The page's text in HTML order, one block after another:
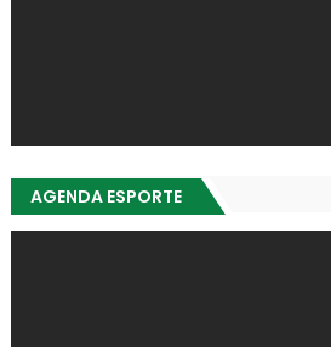
AGENDA ESPORTE